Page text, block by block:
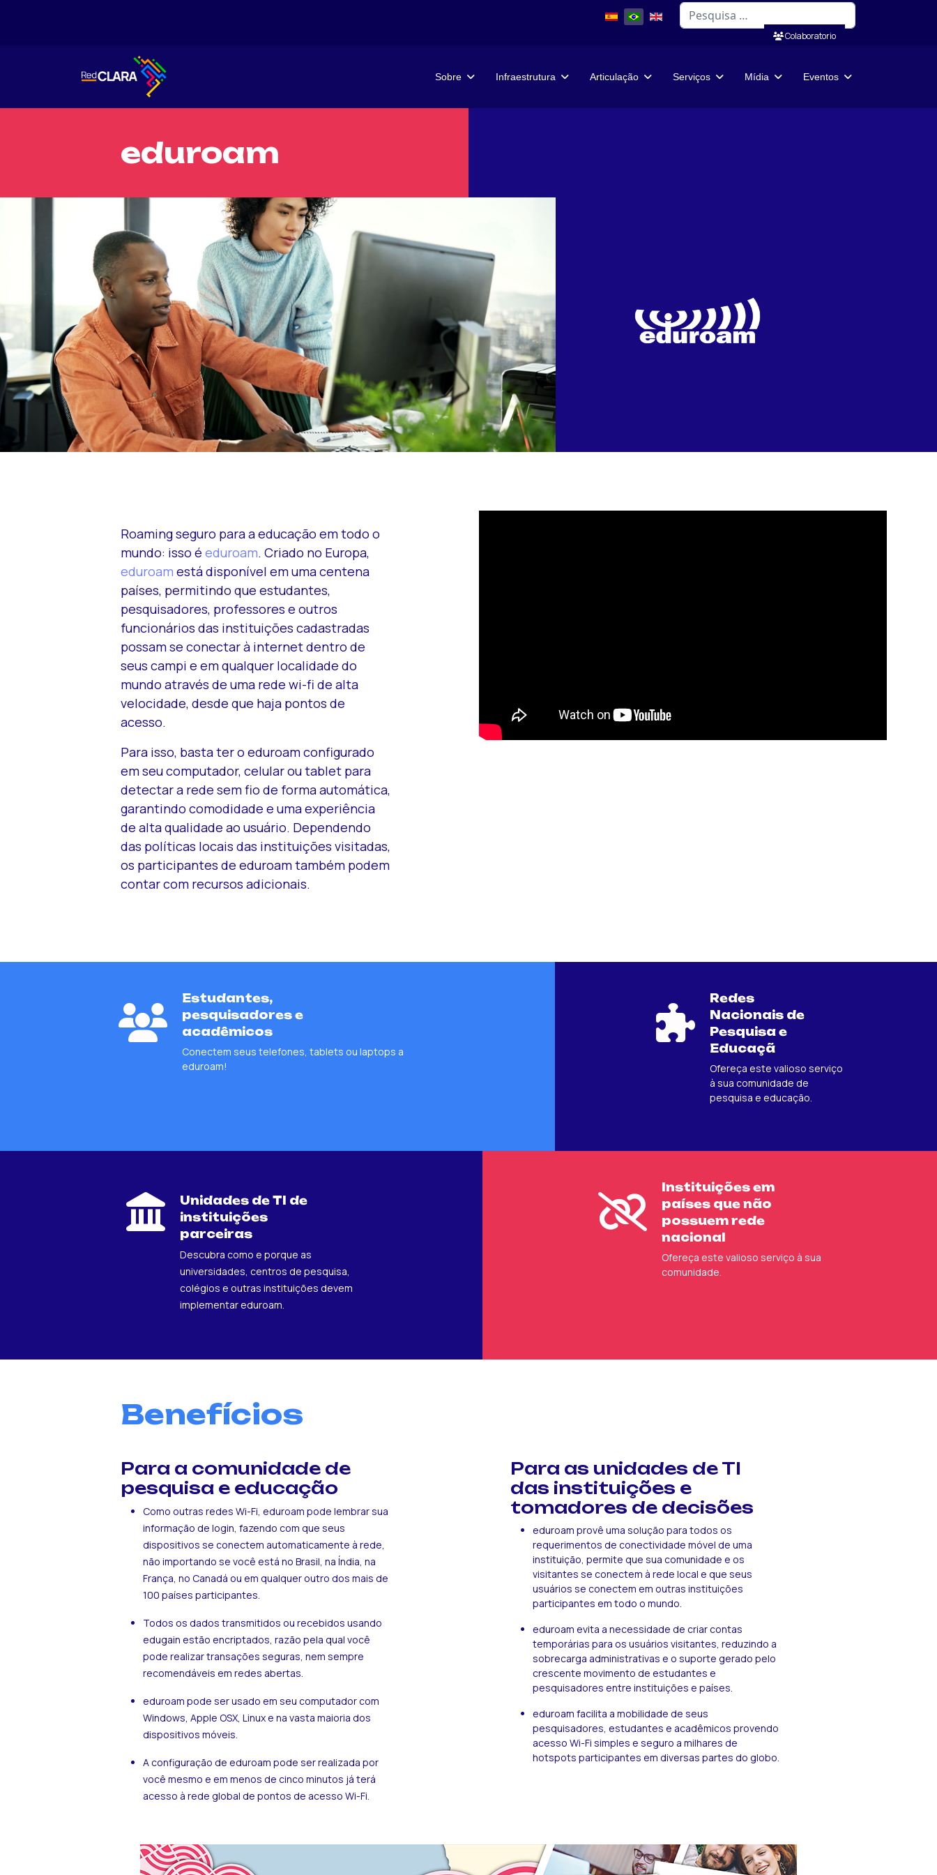
Pesquisar
Colaboratorio
Sobre Infraestrutura Articulação Serviços Mídia Eventos
eduroam
Roaming seguro para a educação em todo o
mundo: isso é eduroam. Criado no Europa,
eduroam está disponível em uma centena
países, permitindo que estudantes,
pesquisadores, professores e outros
funcionários das instituições cadastradas
possam se conectar à internet dentro de
seus campi e em qualquer localidade do
mundo através de uma rede wi-fi de alta
velocidade, desde que haja pontos de
acesso.
Para isso, basta ter o eduroam configurado
em seu computador, celular ou tablet para
detectar a rede sem fio de forma automática,
garantindo comodidade e uma experiência
de alta qualidade ao usuário. Dependendo
das políticas locais das instituições visitadas,
os participantes de eduroam também podem
contar com recursos adicionais.
fa-
Estudantes,
pesquisadores e
acadêmicos
Conectem seus telefones, tablets ou laptops a
eduroam!
fa-
puzzle-
Redes
Nacionais de
Pesquisa e
Educaçã
Ofereça este valioso serviço
à sua comunidade de
pesquisa e educação.
fas
landmark
Unidades de TI de
instituições
parceiras
Descubra como e porque as
universidades, centros de pesquisa,
colégios e outras instituições devem
implementar eduroam.
unlink
Instituições em
países que não
possuem rede
nacional
Ofereça este valioso serviço à sua
comunidade.
Benefícios
Para a comunidade de
pesquisa e educação
Como outras redes Wi-Fi, eduroam pode lembrar sua
informação de login, fazendo com que seus
dispositivos se conectem automaticamente à rede,
não importando se você está no Brasil, na Índia, na
França, no Canadá ou em qualquer outro dos mais de
100 países participantes.
Todos os dados transmitidos ou recebidos usando
edugain estão encriptados, razão pela qual você
pode realizar transações seguras, nem sempre
recomendáveis em redes abertas.
eduroam pode ser usado em seu computador com
Windows, Apple OSX, Linux e na vasta maioria dos
dispositivos móveis.
A configuração de eduroam pode ser realizada por
você mesmo e em menos de cinco minutos já terá
acesso à rede global de pontos de acesso Wi-Fi.
Para as unidades de TI
das instituições e
tomadores de decisões
eduroam provê uma solução para todos os
requerimentos de conectividade móvel de uma
instituição, permite que sua comunidade e os
visitantes se conectem à rede local e que seus
usuários se conectem em outras instituições
participantes em todo o mundo.
eduroam evita a necessidade de criar contas
temporárias para os usuários visitantes, reduzindo a
sobrecarga administrativas e o suporte gerado pelo
crescente movimento de estudantes e
pesquisadores entre instituições e países.
eduroam facilita a mobilidade de seus
pesquisadores, estudantes e acadêmicos provendo
acesso Wi-Fi simples e seguro a milhares de
hotspots participantes em diversas partes do globo.